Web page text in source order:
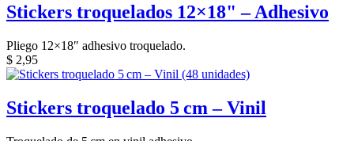
Stickers troquelados 12×18" – Adhesivo
Pliego 12×18″ adhesivo troquelado.
$ 2,95
Stickers troquelado 5 cm – Vinil